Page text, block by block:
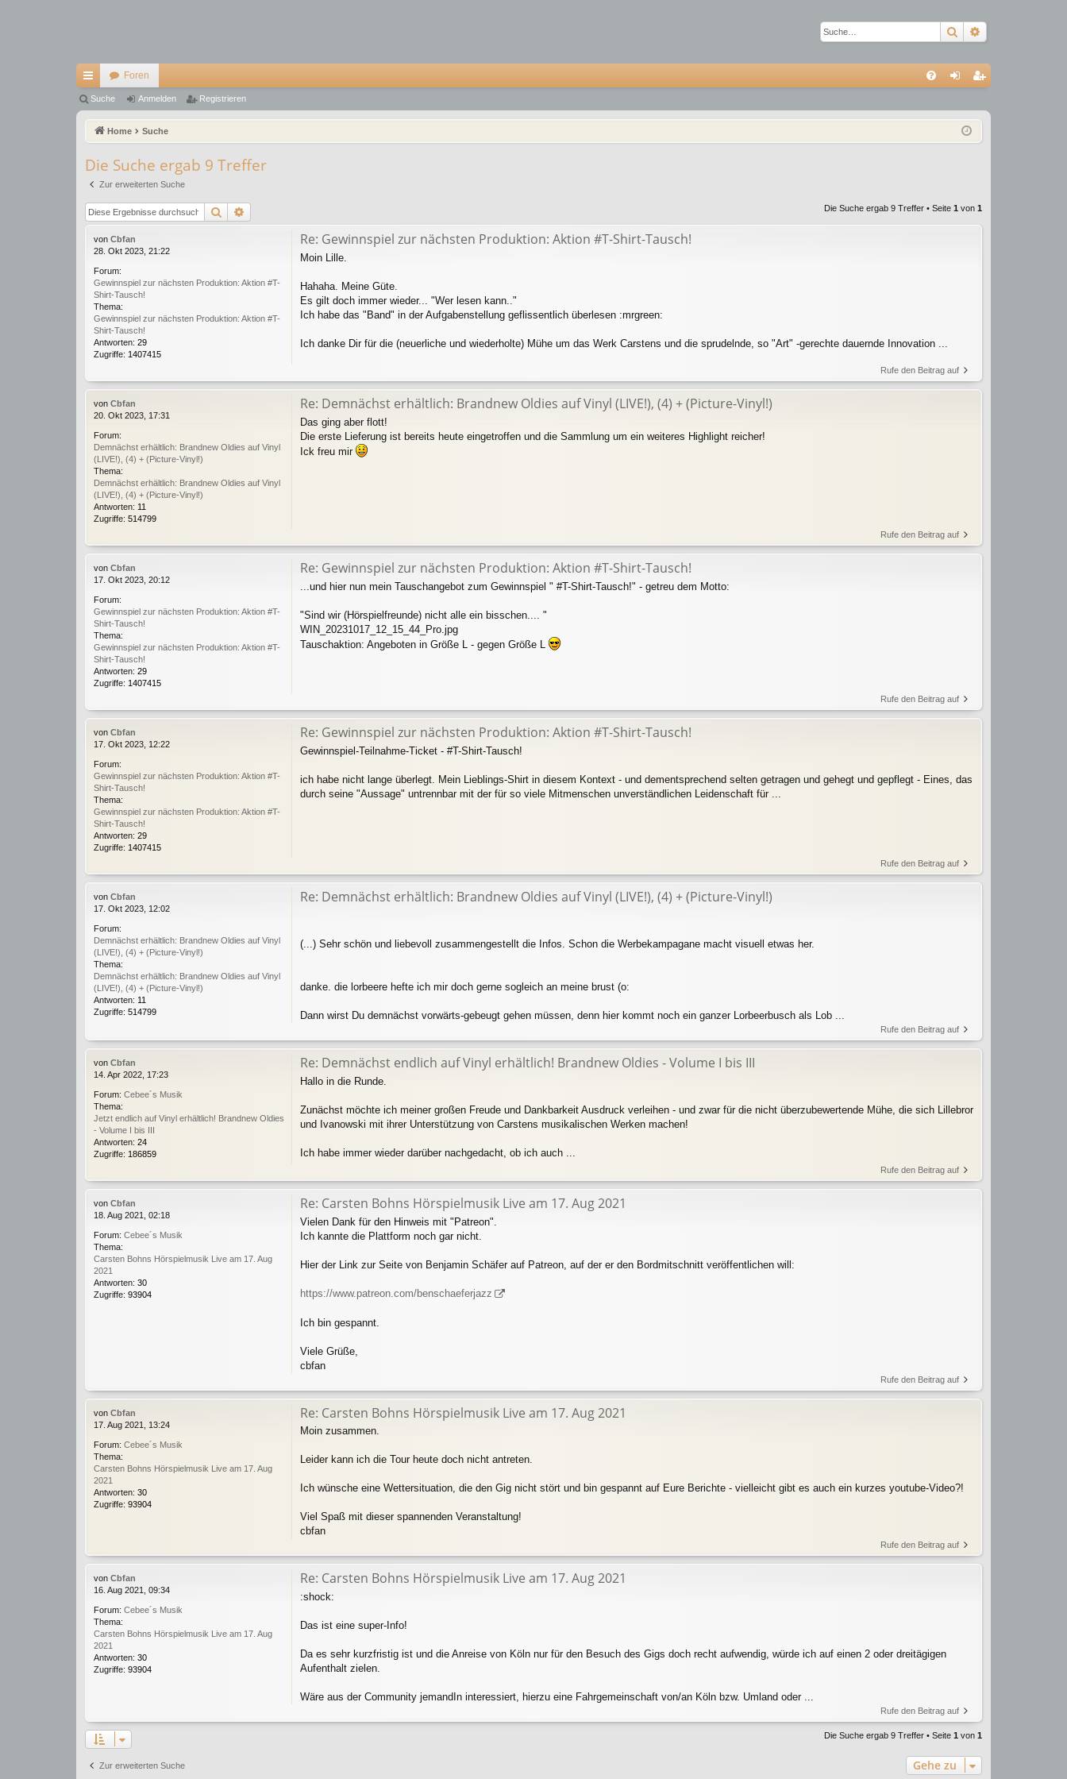
Suche
ch
ne
ug
Foren
Q m ist
Suche Anmelden Registrieren
Home Suche
Die Suche ergab 9 Treffer
Zur erweiterten Suche
Suche Die Suche ergab 9 Treffer • Seite 1 von 1
von Cbfan
28. Okt 2023, 21:22
Forum:
Gewinnspiel zur nächsten Produktion: Aktion #T-
Shirt-Tausch!
Thema:
Gewinnspiel zur nächsten Produktion: Aktion #T-
Shirt-Tausch!
Antworten: 29
Zugriffe: 1407415
Re: Gewinnspiel zur nächsten Produktion: Aktion #T-Shirt-Tausch!
Moin Lille.
Hahaha. Meine Güte.
Es gilt doch immer wieder... "Wer lesen kann.."
Ich habe das "Band" in der Aufgabenstellung geflissentlich überlesen :mrgreen:
Ich danke Dir für die (neuerliche und wiederholte) Mühe um das Werk Carstens und die sprudelnde, so "Art" -gerechte dauernde Innovation ...
Rufe den Beitrag auf
von Cbfan
20. Okt 2023, 17:31
Forum:
Demnächst erhältlich: Brandnew Oldies auf Vinyl
(LIVE!), (4) + (Picture-Vinyl!)
Thema:
Demnächst erhältlich: Brandnew Oldies auf Vinyl
(LIVE!), (4) + (Picture-Vinyl!)
Antworten: 11
Zugriffe: 514799
Re: Demnächst erhältlich: Brandnew Oldies auf Vinyl (LIVE!), (4) + (Picture-Vinyl!)
Das ging aber flott!
Die erste Lieferung ist bereits heute eingetroffen und die Sammlung um ein weiteres Highlight reicher!
Ick freu mir
Rufe den Beitrag auf
von Cbfan
17. Okt 2023, 20:12
Forum:
Gewinnspiel zur nächsten Produktion: Aktion #T-
Shirt-Tausch!
Thema:
Gewinnspiel zur nächsten Produktion: Aktion #T-
Shirt-Tausch!
Antworten: 29
Zugriffe: 1407415
Re: Gewinnspiel zur nächsten Produktion: Aktion #T-Shirt-Tausch!
...und hier nun mein Tauschangebot zum Gewinnspiel " #T-Shirt-Tausch!" - getreu dem Motto:
"Sind wir (Hörspielfreunde) nicht alle ein bisschen.... "
WIN_20231017_12_15_44_Pro.jpg
Tauschaktion: Angeboten in Größe L - gegen Größe L
Rufe den Beitrag auf
von Cbfan
17. Okt 2023, 12:22
Forum:
Gewinnspiel zur nächsten Produktion: Aktion #T-
Shirt-Tausch!
Thema:
Gewinnspiel zur nächsten Produktion: Aktion #T-
Shirt-Tausch!
Antworten: 29
Zugriffe: 1407415
Re: Gewinnspiel zur nächsten Produktion: Aktion #T-Shirt-Tausch!
Gewinnspiel-Teilnahme-Ticket - #T-Shirt-Tausch!
ich habe nicht lange überlegt. Mein Lieblings-Shirt in diesem Kontext - und dementsprechend selten getragen und gehegt und gepflegt - Eines, das
durch seine "Aussage" untrennbar mit der für so viele Mitmenschen unverständlichen Leidenschaft für ...
Rufe den Beitrag auf
von Cbfan
17. Okt 2023, 12:02
Forum:
Demnächst erhältlich: Brandnew Oldies auf Vinyl
(LIVE!), (4) + (Picture-Vinyl!)
Thema:
Demnächst erhältlich: Brandnew Oldies auf Vinyl
(LIVE!), (4) + (Picture-Vinyl!)
Antworten: 11
Zugriffe: 514799
Re: Demnächst erhältlich: Brandnew Oldies auf Vinyl (LIVE!), (4) + (Picture-Vinyl!)
(...) Sehr schön und liebevoll zusammengestellt die Infos. Schon die Werbekampagane macht visuell etwas her.
danke. die lorbeere hefte ich mir doch gerne sogleich an meine brust (o:
Dann wirst Du demnächst vorwärts-gebeugt gehen müssen, denn hier kommt noch ein ganzer Lorbeerbusch als Lob ...
Rufe den Beitrag auf
von Cbfan
14. Apr 2022, 17:23
Forum: Cebee´s Musik
Thema:
Jetzt endlich auf Vinyl erhältlich! Brandnew Oldies
- Volume I bis III
Antworten: 24
Zugriffe: 186859
Re: Demnächst endlich auf Vinyl erhältlich! Brandnew Oldies - Volume I bis III
Hallo in die Runde.
Zunächst möchte ich meiner großen Freude und Dankbarkeit Ausdruck verleihen - und zwar für die nicht überzubewertende Mühe, die sich Lillebror
und Ivanowski mit ihrer Unterstützung von Carstens musikalischen Werken machen!
Ich habe immer wieder darüber nachgedacht, ob ich auch ...
Rufe den Beitrag auf
von Cbfan
18. Aug 2021, 02:18
Forum: Cebee´s Musik
Thema:
Carsten Bohns Hörspielmusik Live am 17. Aug
2021
Antworten: 30
Zugriffe: 93904
Re: Carsten Bohns Hörspielmusik Live am 17. Aug 2021
Vielen Dank für den Hinweis mit "Patreon".
Ich kannte die Plattform noch gar nicht.
Hier der Link zur Seite von Benjamin Schäfer auf Patreon, auf der er den Bordmitschnitt veröffentlichen will:
https://www.patreon.com/benschaeferjazz
Ich bin gespannt.
Viele Grüße,
cbfan
Rufe den Beitrag auf
von Cbfan
17. Aug 2021, 13:24
Forum: Cebee´s Musik
Thema:
Carsten Bohns Hörspielmusik Live am 17. Aug
2021
Antworten: 30
Zugriffe: 93904
Re: Carsten Bohns Hörspielmusik Live am 17. Aug 2021
Moin zusammen.
Leider kann ich die Tour heute doch nicht antreten.
Ich wünsche eine Wettersituation, die den Gig nicht stört und bin gespannt auf Eure Berichte - vielleicht gibt es auch ein kurzes youtube-Video?!
Viel Spaß mit dieser spannenden Veranstaltung!
cbfan
Rufe den Beitrag auf
von Cbfan
16. Aug 2021, 09:34
Forum: Cebee´s Musik
Thema:
Carsten Bohns Hörspielmusik Live am 17. Aug
2021
Antworten: 30
Zugriffe: 93904
Re: Carsten Bohns Hörspielmusik Live am 17. Aug 2021
:shock:
Das ist eine super-Info!
Da es sehr kurzfristig ist und die Anreise von Köln nur für den Besuch des Gigs doch recht aufwendig, würde ich auf einen 2 oder dreitägigen
Aufenthalt zielen.
Wäre aus der Community jemandIn interessiert, hierzu eine Fahrgemeinschaft von/an Köln bzw. Umland oder ...
Rufe den Beitrag auf
Die Suche ergab 9 Treffer • Seite 1 von 1
Zur erweiterten Suche Gehe zu